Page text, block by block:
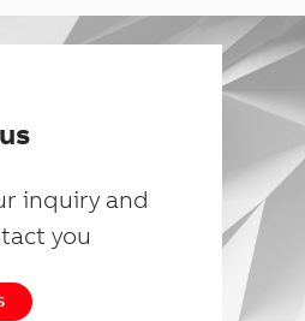
inquiry and
you